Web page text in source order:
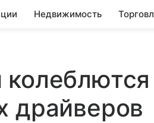
Недвижимость
драйверов